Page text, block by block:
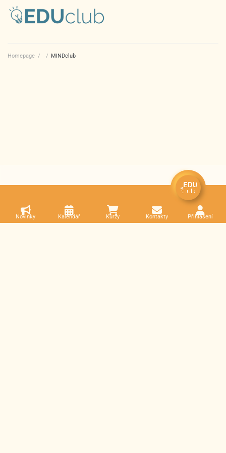
Homepage / / MINDclub
Novinky Kalendář Kurzy Kontakty Přihlášení